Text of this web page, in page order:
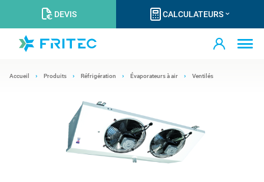
DEVIS CALCULATEURS
Accueil Produits Réfrigération Évaporateurs à air Ventilés